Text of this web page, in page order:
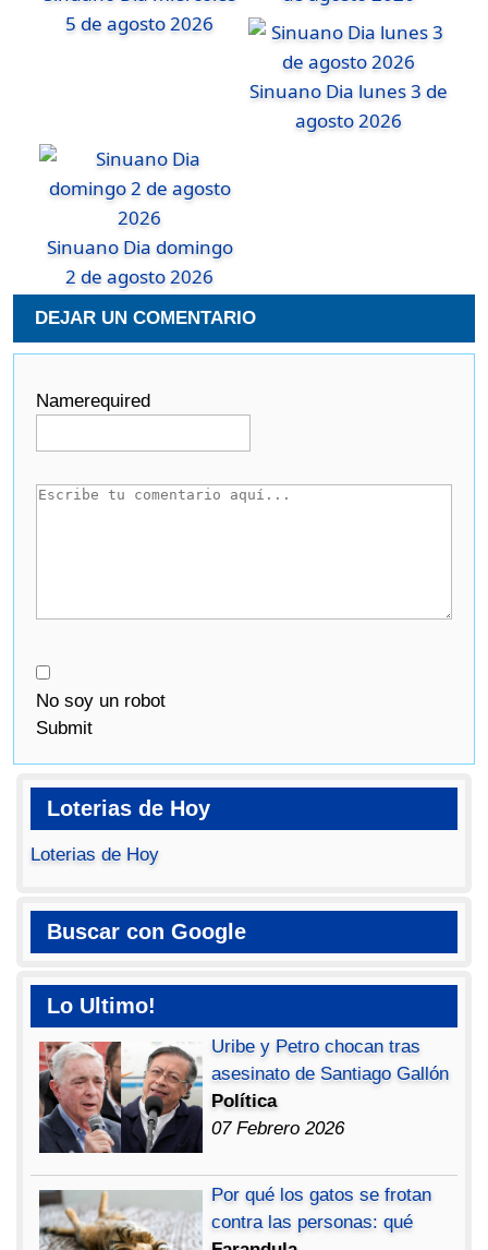
5 de agosto 2026
Sinuano Dia lunes 3 de
agosto 2026
Sinuano Dia domingo
2 de agosto 2026
DEJAR UN COMENTARIO
Namerequired
No soy un robot
Submit
Loterias de Hoy
Loterias de Hoy
Buscar con Google
Lo Ultimo!
Uribe y Petro chocan tras
asesinato de Santiago Gallón
Política
07 Febrero 2026
Por qué los gatos se frotan
contra las personas: qué